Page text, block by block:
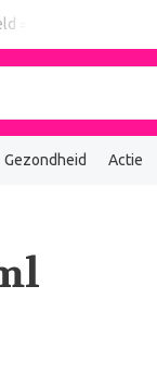
= vandaag verzonden
Gezondheid Actie